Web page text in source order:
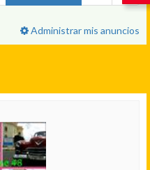
Administrar mis anuncios